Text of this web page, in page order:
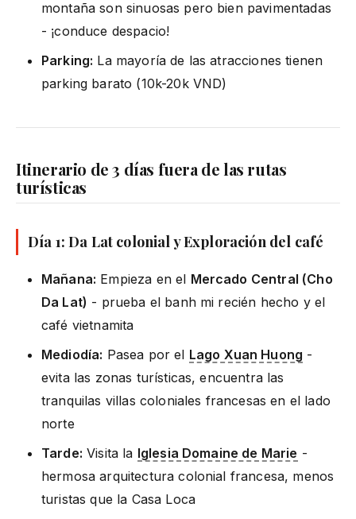
montaña son sinuosas pero bien pavimentadas
- ¡conduce despacio!
Parking: La mayoría de las atracciones tienen
parking barato (10k-20k VND)
Itinerario de 3 días fuera de las rutas
turísticas
Día 1: Da Lat colonial y Exploración del café
Mañana: Empieza en el Mercado Central (Cho
Da Lat) - prueba el banh mi recién hecho y el
café vietnamita
Mediodía: Pasea por el Lago Xuan Huong -
evita las zonas turísticas, encuentra las
tranquilas villas coloniales francesas en el lado
norte
Tarde: Visita la Iglesia Domaine de Marie -
hermosa arquitectura colonial francesa, menos
turistas que la Casa Loca